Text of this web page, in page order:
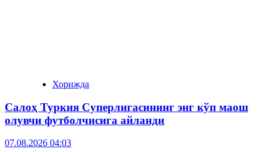
Хорижда
Салоҳ Туркия Суперлигасининг энг кўп маош
олувчи футболчисига айланди
07.08.2026 04:03